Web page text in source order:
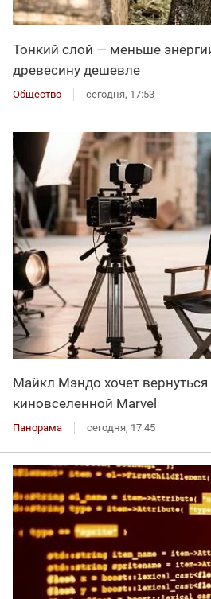
Тонкий слой — меньше
древесину дешевле
Общество сегодня, 17:53
Майкл Мэндо хочет
киновселенной Marvel
Панорама сегодня, 17:45